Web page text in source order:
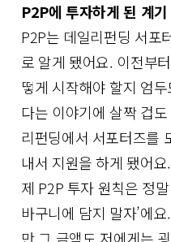
P2P에 투자하게 된 계
P2P는 데일리펀딩 서포
로 알게 됐어요. 이전부
떻게 시작해야 할지 엄
다는 이야기에 살짝 겁
리펀딩에서 서포터즈를
내서 지원을 하게 됐어요.
제 P2P 투자 원칙은 정
바구니에 담지 말자’에